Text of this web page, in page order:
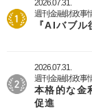
2026.07.31.
週刊金融財政事
『AIバブ
2026.07.31.
週刊金融財政事
本格的な金
促進